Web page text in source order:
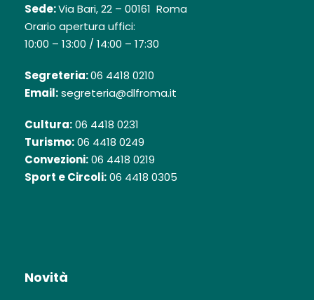
Sede:Via Bari, 22 – 00161 Roma
Orario apertura uffici:
10:00 – 13:00 / 14:00 – 17:30
Segreteria:06 4418 0210
Email:segreteria@dlfroma.it
Cultura:06 4418 0231
Turismo:06 4418 0249
Convezioni:06 4418 0219
Sport e Circoli:06 4418 0305
Novità